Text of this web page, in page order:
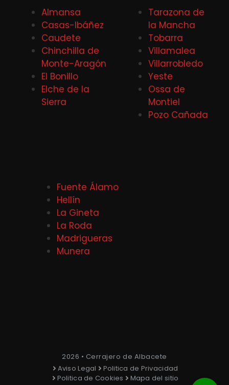
Almansa
Casas-Ibáñez
Caudete
Chinchilla de
Monte-Aragón
El Bonillo
Elche de la
Sierra
Tarazona de
la Mancha
Tobarra
Villamalea
Villarrobledo
Yeste
Ossa de
Montiel
Pozo Cañada
Fuente Álamo
Hellín
La Gineta
La Roda
Madrigueras
Munera
2026 • Cerrajero de Albacete
Aviso Legal
Politica de Privacidad
Politica de Cookies
Mapa del sitio